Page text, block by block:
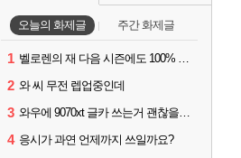
오늘의 화제글 주간 화제글
1 벨로렌의 재 다음 시즌에도 100% 드랍이죠??
2 와 씨 무전 렙업중인데
3 와우에 9070xt 글카 쓰는거 괜찮을까요?
4 응시가 과연 언제까지 쓰일까요?